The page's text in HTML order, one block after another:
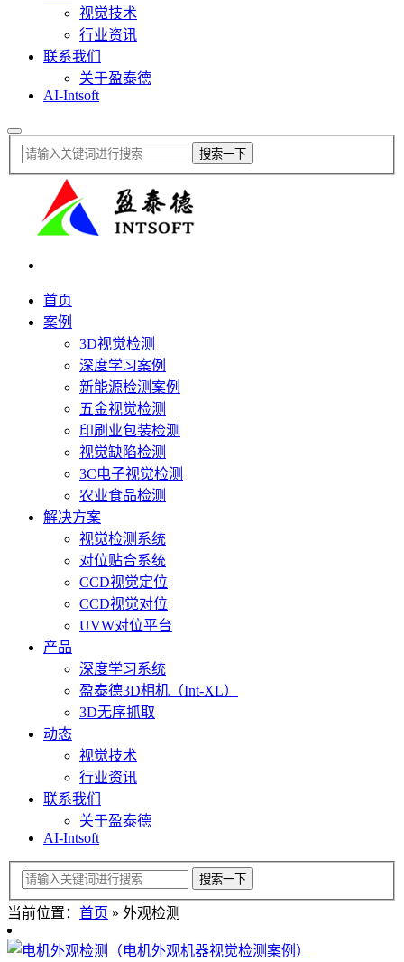
视觉技术
行业资讯
联系我们
关于盈泰德
AI-Intsoft
首页
案例
3D视觉检测
深度学习案例
新能源检测案例
五金视觉检测
印刷业包装检测
视觉缺陷检测
3C电子视觉检测
农业食品检测
解决方案
视觉检测系统
对位贴合系统
CCD视觉定位
CCD视觉对位
UVW对位平台
产品
深度学习系统
盈泰德3D相机（Int-XL）
3D无序抓取
动态
视觉技术
行业资讯
联系我们
关于盈泰德
AI-Intsoft
当前位置： 首页 » 外观检测